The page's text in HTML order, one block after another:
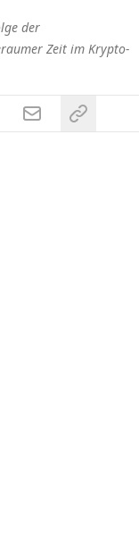
der
Zeit im Krypto-